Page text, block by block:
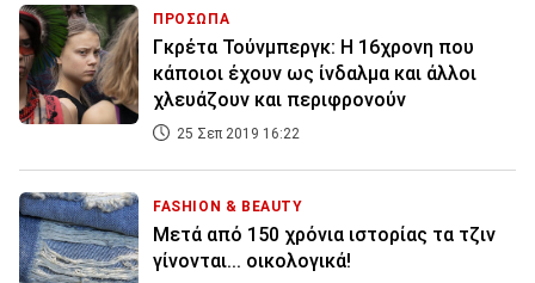
ΠΡΟΣΩΠΑ
Γκρέτα Τούνμπεργκ: Η 16χρονη που
κάποιοι έχουν ως ίνδαλμα και άλλοι
χλευάζουν και περιφρονούν
25 Σεπ 2019 16:22
FASHION & BEAUTY
Μετά από 150 χρόνια ιστορίας τα τζιν
γίνονται... οικολογικά!